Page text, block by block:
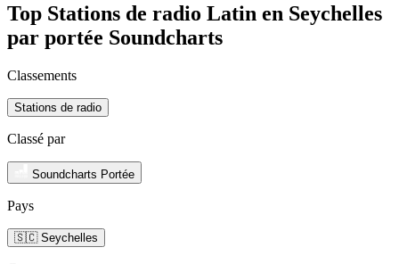
Top Stations de radio Latin en Seychelles
par portée Soundcharts
Classements
Stations de radio
Classé par
Soundcharts Portée
Pays
🇸🇨 Seychelles